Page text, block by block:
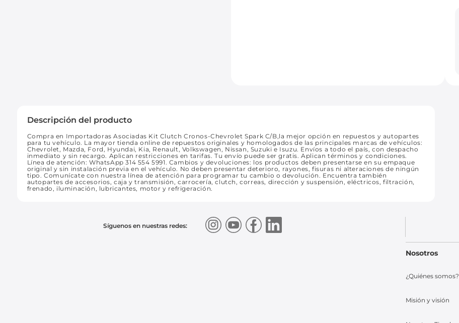
Descripción del producto
Compra en Importadoras Asociadas Kit Clutch Cronos-Chevrolet Spark C/B,la mejor opción en repuestos y autopartes
para tu vehículo. La mayor tienda online de repuestos originales y homologados de las principales marcas de vehículos:
Chevrolet, Mazda, Ford, Hyundai, Kia, Renault, Volkswagen, Nissan, Suzuki e Isuzu. Envíos a todo el país, con despacho
inmediato y sin recargo. Aplican restricciones en tarifas. Tu envío puede ser gratis. Aplican términos y condiciones.
Línea de atención: WhatsApp 314 554 5991. Cambios y devoluciones: los productos deben presentarse en su empaque
original y sin instalación previa en el vehículo. No deben presentar deterioro, rayones, fisuras ni alteraciones de ningún
tipo. Comunícate con nuestra línea de atención para programar tu cambio o devolución. Encuentra también
autopartes de accesorios, caja y transmisión, carrocería, clutch, correas, dirección y suspensión, eléctricos, filtración,
frenado, iluminación, lubricantes, motor y refrigeración.
Síguenos en nuestras redes:
Nosotros
¿Quiénes somos?
Misión y visión